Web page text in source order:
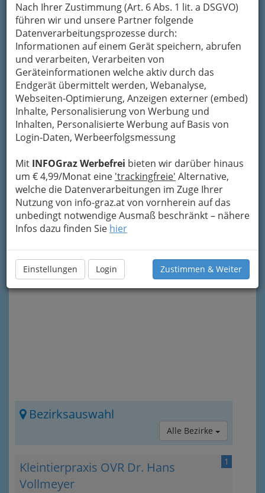
Nach Ihrer Zustimmung (Art. 6 Abs. 1 lit. a DSGVO)
führen wir und unsere Partner folgende
Datenverarbeitungsprozesse durch:
Informationen auf einem Gerät speichern, abrufen
und verarbeiten, Verarbeiten von
Geräteinformationen welche aktiv durch das
Endgerät übermittelt werden, Webanalyse,
Webseiten-Optimierung, Anzeigen externer (embed)
Inhalte, Personalisierung von Werbung und
Inhalten, Personalisierte Werbung auf Basis von
Login-Daten, Werbeerfolgsmessung
Mit INFOGraz Werbefrei bieten wir darüber hinaus
um € 4,99/Monat eine 'trackingfreie' Alternative,
welche die Datenverarbeitungen im Zuge Ihrer
Nutzung von info-graz.at von vornherein auf das
unbedingt notwendige Ausmaß beschränkt – nähere
Infos dazu finden Sie hier
Einstellungen Login Zustimmen & Weiter
Tierärzte sind auch für die Gesundheit der Menschen
wichtig! Stichworte: Antibiotika-Resistenz, Trichinen..!
EinenTierarzt bzw. eine Tierärztin in Graz und
Graz-Umgebungzu finden ist mit unserem
Verzeichnis der Veterinärmediziner und
Veterinärmedizinerinnen kein Problem - doch
welche(r) ist der / die richtige?
Egal ob Sie nach einer Tierarztpraxis in
auf unseren Artikel zum Thema “Tierarzt in Graz”
lohnt sich immer - einfach über den Button
rechts oben zu erreichen. Denn darin finden Sie
nicht nurTierärzte und Tierärztinnenvon
Andritz bis St. Peter und von Wetzelsdorf bis
Judendorf Straßengel (natürlich, wie alles au
und darüber hinaus, sondern auch
Informationen über die Gesundheit Ihres
Bezirksauswahl
Alle Bezirke
1
Kleintierpraxis OVR Dr. Hans
Vollmeyer